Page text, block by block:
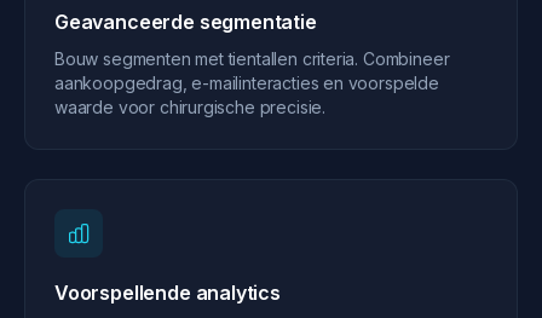
Geavanceerde segmentatie
Bouw segmenten met tientallen criteria. Combineer
aankoopgedrag, e-mailinteracties en voorspelde
waarde voor chirurgische precisie.
Voorspellende analytics